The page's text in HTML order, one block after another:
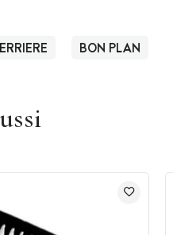
BON PLAN